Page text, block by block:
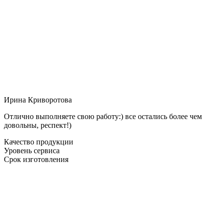
Ирина Криворотова
Отлично выполняете свою работу:) все остались более чем
довольны, респект!)
Качество продукции
Уровень сервиса
Срок изготовления